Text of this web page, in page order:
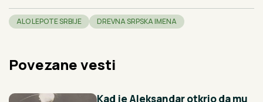
ALO LEPOTE SRBIJE DREVNA SRPSKA IMENA
Povezane vesti
Kad je Aleksandar otkrio da mu